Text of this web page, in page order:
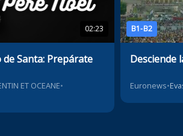
02:23
de Santa: Prepárate
ET OCEANE•
B1-B2
Desciende
Euronews•